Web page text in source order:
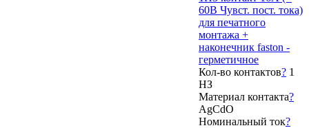
60В Чувст. пост. тока)
для печатного
монтажа +
наконечник faston -
герметичное
Кол-во контактов? 1
НЗ
Материал контакта?
AgCdO
Номинальный ток?